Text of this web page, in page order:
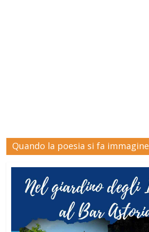
Quando la poesia si fa immagine